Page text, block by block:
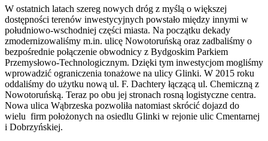
W ostatnich latach szereg nowych dróg z myślą o większej
dostępności terenów inwestycyjnych powstało między innymi w
południowo-wschodniej części miasta. Na początku dekady
zmodernizowaliśmy m.in. ulicę Nowotoruńską oraz zadbaliśmy o
bezpośrednie połączenie obwodnicy z Bydgoskim Parkiem
Przemysłowo-Technologicznym. Dzięki tym inwestycjom mogliśmy
wprowadzić ograniczenia tonażowe na ulicy Glinki. W 2015 roku
oddaliśmy do użytku nową ul. F. Dachtery łączącą ul. Chemiczną z
Nowotoruńską. Teraz po obu jej stronach rosną logistyczne centra.
Nowa ulica Wąbrzeska pozwoliła natomiast skrócić dojazd do
wielu firm położonych na osiedlu Glinki w rejonie ulic Cmentarnej
i Dobrzyńskiej.